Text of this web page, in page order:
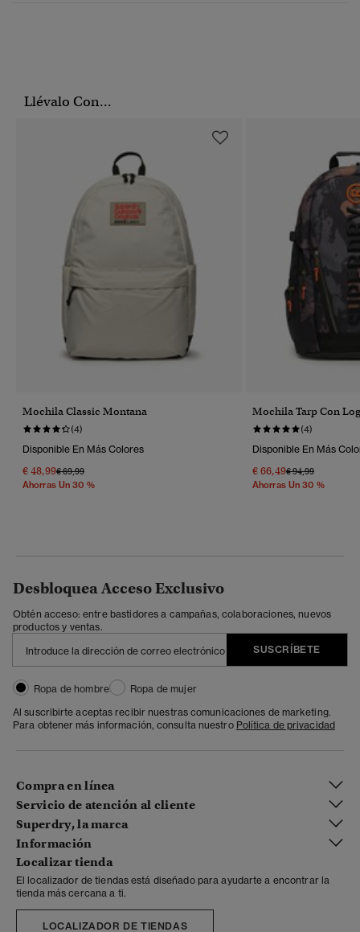
Llévalo Con...
Mochila Classic Montana
(4)
Disponible En Más Colores
€ 48,99Precio Rebajado De
€ 69,99A
Ahorras Un 30 %
Mochila Tarp Con
(4)
Disponible En Más
€ 66,49Precio Rebajado
€ 94,99A
Ahorras Un 30 %
Desbloquea Acceso Exclusivo
Obtén acceso: entre bastidores a campañas, colaboraciones, nuevos
productos y ventas.
SUSCRÍBETE
Ropa de hombre
Ropa de mujer
Al suscribirte aceptas recibir nuestras comunicaciones de marketing.
Para obtener más información, consulta nuestro Política de privacidad
Compra en línea
Servicio de atención al cliente
Superdry, la marca
Información
Localizar tienda
El localizador de tiendas está diseñado para ayudarte a encontrar la
tienda más cercana a ti.
LOCALIZADOR DE TIENDAS